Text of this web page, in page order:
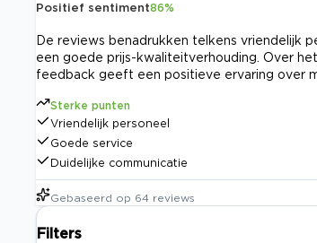
Positief sentiment86%
De reviews benadrukken telkens vriendelijk
een goede prijs-kwaliteitverhouding. Over
feedback geeft een positieve ervaring over
Sterke punten
Vriendelijk personeel
Goede service
Duidelijke communicatie
Gebaseerd op 64 reviews
Filters